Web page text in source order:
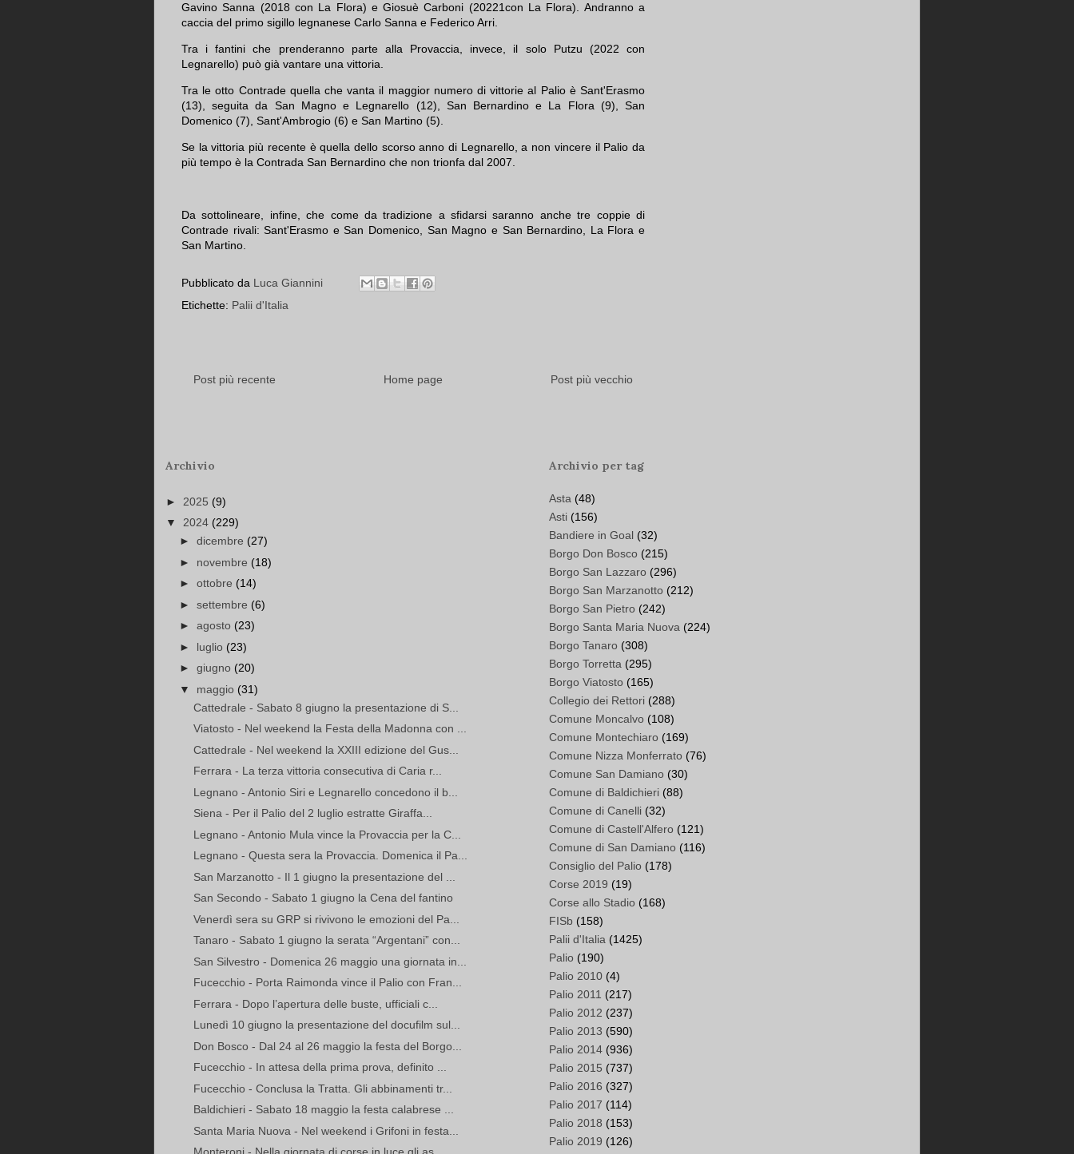
Gavino Sanna (2018 con La Flora) e Giosuè Carboni (20221con La Flora). Andranno a
caccia del primo sigillo legnanese Carlo Sanna e Federico Arri.
Tra i fantini che prenderanno parte alla Provaccia, invece, il solo Putzu (2022 con
Legnarello) può già vantare una vittoria.
Tra le otto Contrade quella che vanta il maggior numero di vittorie al Palio è Sant'Erasmo
(13), seguita da San Magno e Legnarello (12), San Bernardino e La Flora (9), San
Domenico (7), Sant'Ambrogio (6) e San Martino (5).
Se la vittoria più recente è quella dello scorso anno di Legnarello, a non vincere il Palio da
più tempo è la Contrada San Bernardino che non trionfa dal 2007.
Da sottolineare, infine, che come da tradizione a sfidarsi saranno anche tre coppie di
Contrade rivali: Sant'Erasmo e San Domenico, San Magno e San Bernardino, La Flora e
San Martino.
Pubblicato da Luca Giannini
Etichette: Palii d'Italia
Post più recente Post più vecchio
Home page
Archivio
► 2025 (9)
▼ 2024 (229)
► dicembre (27)
► novembre (18)
► ottobre (14)
► settembre (6)
► agosto (23)
► luglio (23)
► giugno (20)
▼ maggio (31)
Cattedrale - Sabato 8 giugno la presentazione di S...
Viatosto - Nel weekend la Festa della Madonna con ...
Cattedrale - Nel weekend la XXIII edizione del Gus...
Ferrara - La terza vittoria consecutiva di Caria r...
Legnano - Antonio Siri e Legnarello concedono il b...
Siena - Per il Palio del 2 luglio estratte Giraffa...
Legnano - Antonio Mula vince la Provaccia per la C...
Legnano - Questa sera la Provaccia. Domenica il Pa...
San Marzanotto - Il 1 giugno la presentazione del ...
San Secondo - Sabato 1 giugno la Cena del fantino
Venerdì sera su GRP si rivivono le emozioni del Pa...
Tanaro - Sabato 1 giugno la serata “Argentani” con...
San Silvestro - Domenica 26 maggio una giornata in...
Fucecchio - Porta Raimonda vince il Palio con Fran...
Ferrara - Dopo l’apertura delle buste, ufficiali c...
Lunedì 10 giugno la presentazione del docufilm sul...
Don Bosco - Dal 24 al 26 maggio la festa del Borgo...
Fucecchio - In attesa della prima prova, definito ...
Fucecchio - Conclusa la Tratta. Gli abbinamenti tr...
Baldichieri - Sabato 18 maggio la festa calabrese ...
Santa Maria Nuova - Nel weekend i Grifoni in festa...
Archivio per tag
Asta (48)
Asti (156)
Bandiere in Goal (32)
Borgo Don Bosco (215)
Borgo San Lazzaro (296)
Borgo San Marzanotto (212)
Borgo San Pietro (242)
Borgo Santa Maria Nuova (224)
Borgo Tanaro (308)
Borgo Torretta (295)
Borgo Viatosto (165)
Collegio dei Rettori (288)
Comune Moncalvo (108)
Comune Montechiaro (169)
Comune Nizza Monferrato (76)
Comune San Damiano (30)
Comune di Baldichieri (88)
Comune di Canelli (32)
Comune di Castell'Alfero (121)
Comune di San Damiano (116)
Consiglio del Palio (178)
Corse 2019 (19)
Corse allo Stadio (168)
FISb (158)
Palii d'Italia (1425)
Palio (190)
Palio 2010 (4)
Palio 2011 (217)
Palio 2012 (237)
Palio 2013 (590)
Palio 2014 (936)
Palio 2015 (737)
Palio 2016 (327)
Palio 2017 (114)
Palio 2018 (153)
Palio 2019 (126)